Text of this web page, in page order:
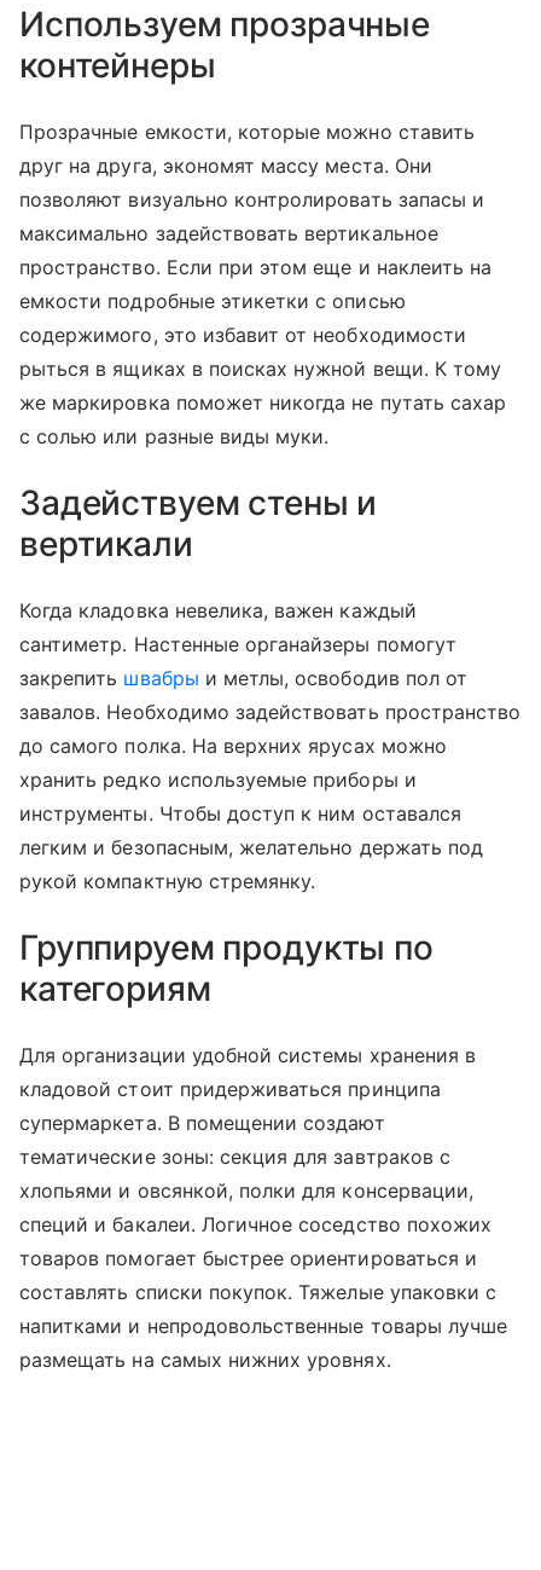
Используем прозрачные
контейнеры
Прозрачные емкости, которые можно ставить
друг на друга, экономят массу места. Они
позволяют визуально контролировать запасы и
максимально задействовать вертикальное
пространство. Если при этом еще и наклеить на
емкости подробные этикетки с описью
содержимого, это избавит от необходимости
рыться в ящиках в поисках нужной вещи. К тому
же маркировка поможет никогда не путать сахар
с солью или разные виды муки.
Задействуем стены и
вертикали
Когда кладовка невелика, важен каждый
сантиметр. Настенные органайзеры помогут
закрепить швабры и метлы, освободив пол от
завалов. Необходимо задействовать пространство
до самого полка. На верхних ярусах можно
хранить редко используемые приборы и
инструменты. Чтобы доступ к ним оставался
легким и безопасным, желательно держать под
рукой компактную стремянку.
Группируем продукты по
категориям
Для организации удобной системы хранения в
кладовой стоит придерживаться принципа
супермаркета. В помещении создают
тематические зоны: секция для завтраков с
хлопьями и овсянкой, полки для консервации,
специй и бакалеи. Логичное соседство похожих
товаров помогает быстрее ориентироваться и
составлять списки покупок. Тяжелые упаковки с
напитками и непродовольственные товары лучше
размещать на самых нижних уровнях.